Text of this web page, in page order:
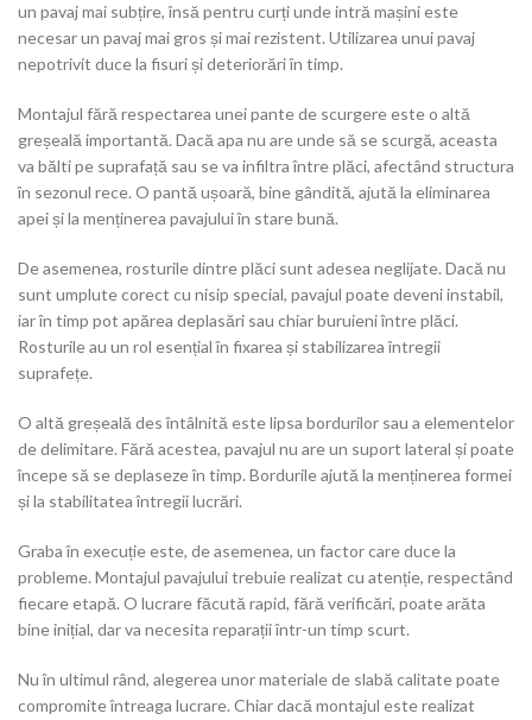
un pavaj mai subțire, însă pentru curți unde intră mașini este
necesar un pavaj mai gros și mai rezistent. Utilizarea unui pavaj
nepotrivit duce la fisuri și deteriorări în timp.
Montajul fără respectarea unei pante de scurgere este o altă
greșeală importantă. Dacă apa nu are unde să se scurgă, aceasta
va bălti pe suprafață sau se va infiltra între plăci, afectând structura
în sezonul rece. O pantă ușoară, bine gândită, ajută la eliminarea
apei și la menținerea pavajului în stare bună.
De asemenea, rosturile dintre plăci sunt adesea neglijate. Dacă nu
sunt umplute corect cu nisip special, pavajul poate deveni instabil,
iar în timp pot apărea deplasări sau chiar buruieni între plăci.
Rosturile au un rol esențial în fixarea și stabilizarea întregii
suprafețe.
O altă greșeală des întâlnită este lipsa bordurilor sau a elementelor
de delimitare. Fără acestea, pavajul nu are un suport lateral și poate
începe să se deplaseze în timp. Bordurile ajută la menținerea formei
și la stabilitatea întregii lucrări.
Graba în execuție este, de asemenea, un factor care duce la
probleme. Montajul pavajului trebuie realizat cu atenție, respectând
fiecare etapă. O lucrare făcută rapid, fără verificări, poate arăta
bine inițial, dar va necesita reparații într-un timp scurt.
Nu în ultimul rând, alegerea unor materiale de slabă calitate poate
compromite întreaga lucrare. Chiar dacă montajul este realizat